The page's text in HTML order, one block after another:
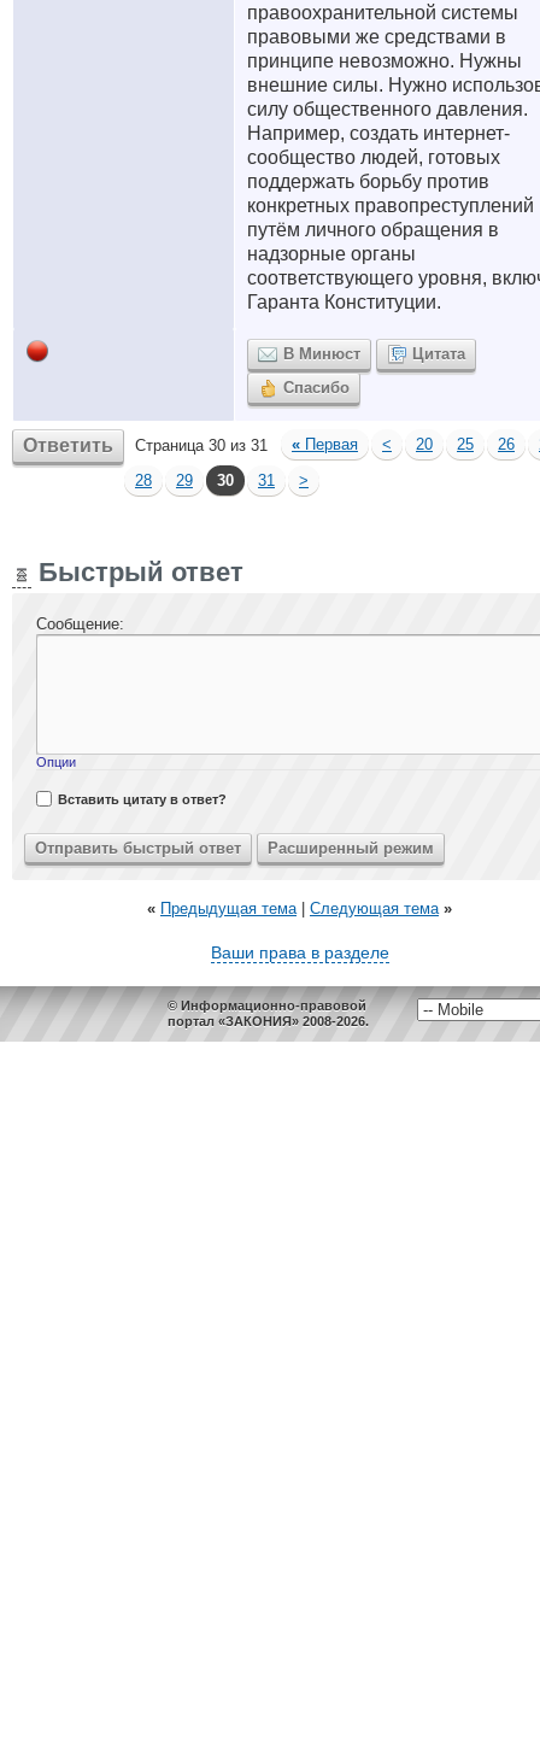
правоохранительной системы
правовыми же средствами в
принципе невозможно. Нужны
внешние силы. Нужно
силу общественного давления.
Например, создать интернет-
сообщество людей, готовых
поддержать борьбу против
конкретных правопреступлений
путём личного обращения в
надзорные органы
соответствующего уровня,
Гаранта Конституции.
В Минюст
Цитата
Спасибо
Ответить Страница 30 из 31 « Первая < 20 25 26
28
29 30 31 >
Быстрый ответ
Сообщение:
Опции
Вставить цитату в ответ?
« Предыдущая тема| Следующая тема »
Ваши права в разделе
© Информационно-правовой
портал «ЗАКОНИЯ» 2008-2026.